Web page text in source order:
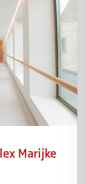
Marijke